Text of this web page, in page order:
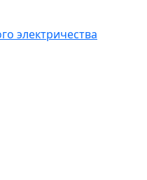
электричества